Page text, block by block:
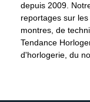
depuis 2009.
reportages sur
montres, de
Tendance
d'horlogerie, du